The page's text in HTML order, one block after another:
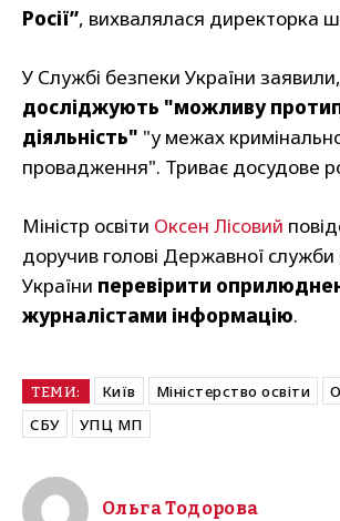
Росії”, вихвалялася директорка
У Службі безпеки України
досліджують "можливу
діяльність" "у межах
провадження". Триває досудове
Міністр освіти Оксен Лісовий
доручив голові Державної служби
України перевірити
журналістами інформацію.
ТЕМИ: Київ Міністерство освіти
СБУ
УПЦ МП
Ольга Тодорова